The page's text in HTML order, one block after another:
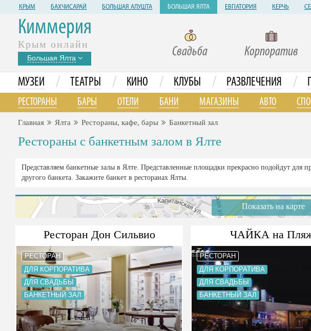
КРЫМ БАХЧИСАРАЙ БОЛЬШАЯ АЛУШТА БОЛЬШАЯ ЯЛТА ЕВПАТОРИЯ КЕРЧЬ
Киммерия
Крым онлайн
Большая Ялта Свадьба Корпоратив
МУЗЕИ / ТЕАТРЫ / КИНО / КЛУБЫ / РАЗВЛЕЧЕНИЯ /
РЕСТОРАНЫ БАРЫ ОТЕЛИ БАНИ МАГАЗИНЫ АВТО
Главная Ялта Рестораны, кафе, бары Банкетный зал
Рестораны с банкетным залом в Ялте
Представляем банкетные залы в Ялте. Представленные площадки прекрасно подойдут для
другого банкета. Закажите банкет в ресторанах Ялты.
Показать на карте
Ресторан Дон Сильвио
РЕСТОРАН
ДЛЯ КОРПОРАТИВА
ДЛЯ СВАДЬБЫ
БАНКЕТНЫЙ ЗАЛ
ЧАЙКА на
РЕСТОРАН
ДЛЯ КОРПОРАТИВА
ДЛЯ СВАДЬБЫ
БАНКЕТНЫЙ ЗАЛ